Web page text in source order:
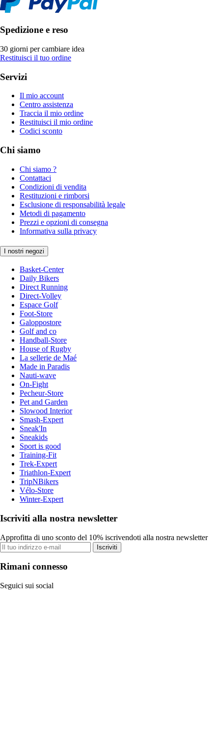
Spedizione e reso
30 giorni per cambiare idea
Restituisci il tuo ordine
Servizi
Il mio account
Centro assistenza
Traccia il mio ordine
Restituisci il mio ordine
Codici sconto
Chi siamo
Chi siamo ?
Contattaci
Condizioni di vendita
Restituzioni e rimborsi
Esclusione di responsabilità legale
Metodi di pagamento
Prezzi e opzioni di consegna
Informativa sulla privacy
I nostri negozi
Basket-Center
Daily Bikers
Direct Running
Direct-Volley
Espace Golf
Foot-Store
Galoppostore
Golf and co
Handball-Store
House of Rugby
La sellerie de Maé
Made in Paradis
Nauti-wave
On-Fight
Pecheur-Store
Pet and Garden
Slowood Interior
Smash-Expert
Sneak'In
Sneakids
Sport is good
Training-Fit
Trek-Expert
Triathlon-Expert
TripNBikers
Vélo-Store
Winter-Expert
Iscriviti alla nostra newsletter
Approfitta di uno sconto del 10% iscrivendoti alla nostra newsletter
Iscriviti
Rimani connesso
Seguici sui social